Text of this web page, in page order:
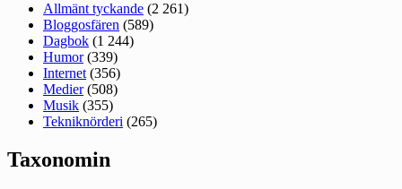
Allmänt tyckande (2 261)
Bloggosfären (589)
Dagbok (1 244)
Humor(339)
Internet (356)
Medier(508)
Musik (355)
Tekniknörderi (265)
Taxonomin